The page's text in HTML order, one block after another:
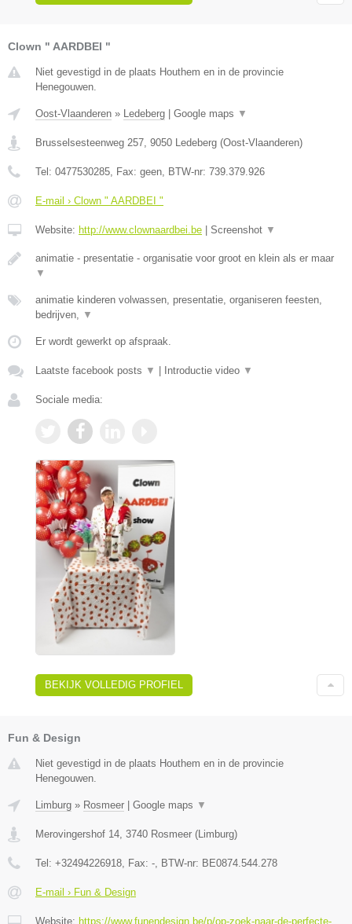
Clown " AARDBEI "
Niet gevestigd in de plaats Houthem en in de provincie
Henegouwen.
Oost-Vlaanderen » Ledeberg | Google maps ▼
Brusselsesteenweg 257 9050 Ledeberg (Oost-Vlaanderen)
Tel: 0477530285 , Fax: geen , BTW-nr: 739.379.926
E-mail › Clown " AARDBEI "
Website: http://www.clownaardbei.be | Screenshot ▼
animatie - presentatie - organisatie voor groot en klein als er maar
▼
animatie kinderen volwassen, presentatie, organiseren feesten,
bedrijven,
▼
Er wordt gewerkt op afspraak.
Laatste facebook posts ▼ | Introductie video ▼
Sociale media:
BEKIJK VOLLEDIG PROFIEL
Fun & Design
Niet gevestigd in de plaats Houthem en in de provincie
Henegouwen.
Limburg » Rosmeer | Google maps ▼
Merovingershof 14 3740 Rosmeer (Limburg)
Tel: +32494226918 , Fax: - , BTW-nr: BE0874.544.278
E-mail › Fun & Design
Website: https://www.funendesign.be/p/op-zoek-naar-de-perfecte-